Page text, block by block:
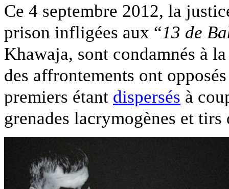
Ce 4 septembre 2012, la
prison infligées aux “13 de
Khawaja, sont condamnés à
des affrontements ont
premiers étant dispersés à
grenades lacrymogènes et